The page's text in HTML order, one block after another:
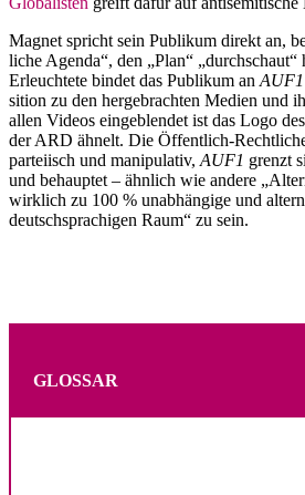
Magnet spricht sein Publikum direkt an,
liche Agenda“, den „Plan“
Erleuchtete bindet das Publikum an AUF1
sition zu den herge­brachten Medien und
allen Videos einge­blendet ist das Logo
der ARD ähnelt. Die Öffentlich-
parteiisch und manipu­lativ, AUF1 grenzt
und behauptet – ähnlich wie andere
wirklich zu 100 % unabhängige und
deutsch­spra­chigen Raum“ zu sein.
GLOSSAR